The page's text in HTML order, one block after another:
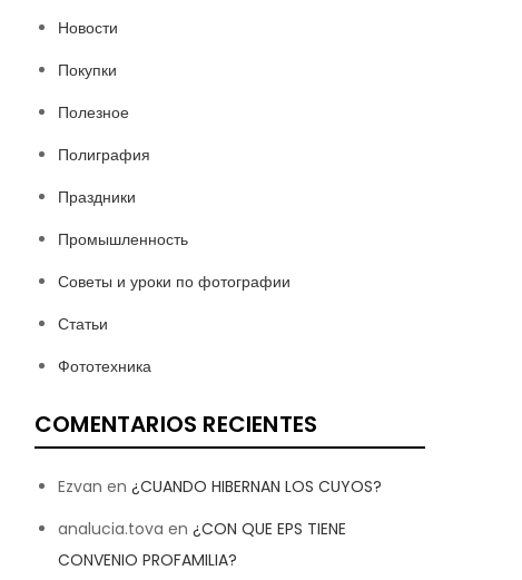
Новости
Покупки
Полезное
Полиграфия
Праздники
Промышленность
Советы и уроки по фотографии
Статьи
Фототехника
COMENTARIOS RECIENTES
Ezvan en ¿CUANDO HIBERNAN LOS CUYOS?
analucia.tova en ¿CON QUE EPS TIENE
CONVENIO PROFAMILIA?